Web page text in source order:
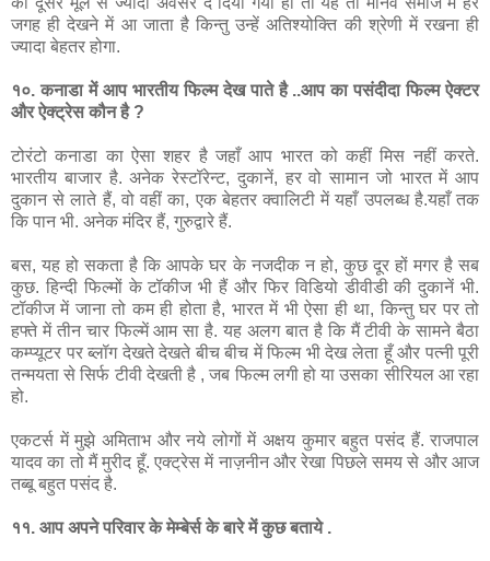
जगह ही देखने में आ जाता है किन्तु उन्हें अतिश्योक्ति की श्रेणी में रखना ही
ज्यादा बेहतर होगा.
१०.कनाडा में आप भारतीय फिल्म देख पाते है..आप का पसंदीदा फिल्म ऐक्टर
और ऐक्ट्रेस कौन है?
टोरंटो कनाडा का ऐसा शहर है जहाँ आप भारत को कहीं मिस नहीं करते.
भारतीय बाजार है.अनेक रेस्टॉरेन्ट, दुकानें, हर वो सामान जो भारत में आप
दुकान से लाते हैं, वो वहीं का, एक बेहतर क्वालिटी में यहाँ उपलब्ध है.यहाँ तक
कि पान भी. अनेक मंदिर हैं, गुरुद्वारे हैं.
बस,यह हो सकता है कि आपके घर के नजदीक न हो, कुछ दूर हों मगर है सब
कुछ. हिन्दी फिल्मों के टॉकीज भी हैं और फिर विडियो डीवीडी की दुकानें भी.
टॉकीज में जाना तो कम ही होता है, भारत में भी ऐसा ही था, किन्तु घर पर तो
हफ्ते में तीन चार फिल्में आम सा है.यह अलग बात है कि मैं टीवी के सामने बैठा
कम्प्यूटर पर ब्लॉग देखते देखते बीच बीच में फिल्म भी देख लेता हूँ और पत्नी पूरी
तन्मयता से सिर्फ टीवी देखती है ,जब फिल्म लगी हो या उसका सीरियल आ रहा
हो.
एकटर्स में मुझे अमिताभ और नये लोगों में अक्षय कुमार बहुत पसंद हैं.राजपाल
यादव का तो मैं मुरीद हूँ.एक्ट्रेस में नाज़नीन और रेखा पिछले समय से और आज
तब्बू बहुत पसंद है.
११. आप अपने परिवार के मेम्बेर्स के बारे में कुछ बताये.